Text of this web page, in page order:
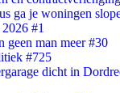
ga je woningen
#1
geen man meer #30
#725
dicht in